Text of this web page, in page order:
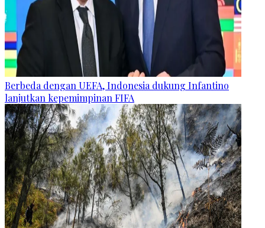
Berbeda dengan UEFA, Indonesia dukung Infantino
lanjutkan kepemimpinan FIFA